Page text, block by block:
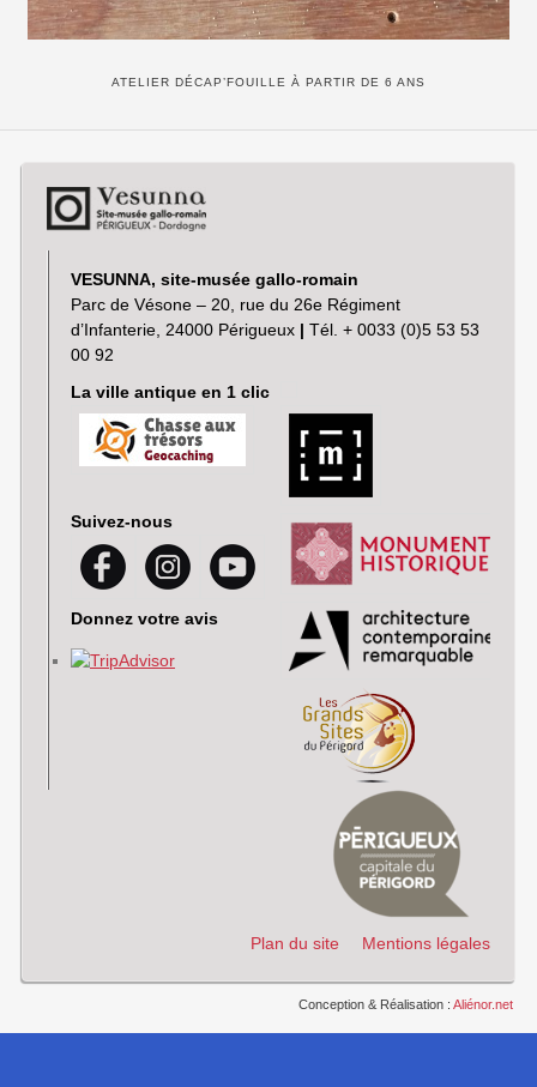
ATELIER DÉCAP’FOUILLE À PARTIR DE 6 ANS
VESUNNA, site-musée gallo-romain
Parc de Vésone – 20, rue du 26e Régiment
d’Infanterie, 24000 Périgueux | Tél. + 0033 (0)5 53 53
00 92
La ville antique en 1 clic
Suivez-nous
Donnez votre avis
Plan du site Mentions légales
Conception & Réalisation : Aliénor.net